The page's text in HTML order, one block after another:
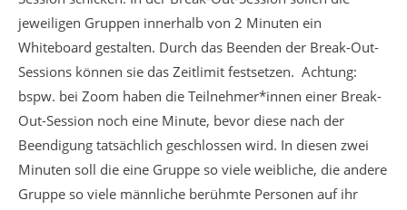
jeweiligen Gruppen innerhalb von 2 Minuten ein
Whiteboard gestalten. Durch das Beenden der Break-Out-
Sessions können sie das Zeitlimit festsetzen. Achtung:
bspw. bei Zoom haben die Teilnehmer*innen einer Break-
Out-Session noch eine Minute, bevor diese nach der
Beendigung tatsächlich geschlossen wird. In diesen zwei
Minuten soll die eine Gruppe so viele weibliche, die andere
Gruppe so viele männliche berühmte Personen auf ihr